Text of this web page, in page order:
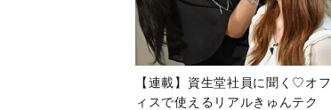
【連載】資生堂社員に聞く♡オフ
ィスで使えるリアルきゅんテク